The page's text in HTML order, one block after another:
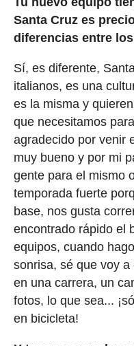
Santa Cruz es
diferencias entre
Sí, es diferente,
italianos, es una
es la misma y
que necesitamos
agradecido por venir
muy bueno y por mi
gente para el mismo
temporada fuerte
base, nos gusta
encontrado rápido el
equipos, cuando
sonrisa, sé que voy
en una carrera, un
fotos, lo que sea...
en bicicleta!